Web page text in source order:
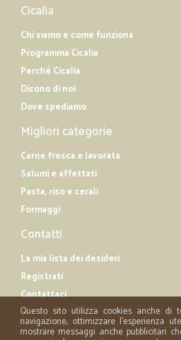
Cicalia
Chi siamo e come funziona
Programma Cicalia
Perché Cicalia
Dicono di noi
Dove spediamo
Migliori categorie
Carne fresca e lavorata
Salumi e affettati
Pasta, riso e cerali
Formaggi
Contatti
La mia lista dei desideri
Registrati
Contattaci
Questo sito utilizza cookies anche di
navigazione, ottimizzare l'esperienza
mostrare messaggi anche pubblicitari